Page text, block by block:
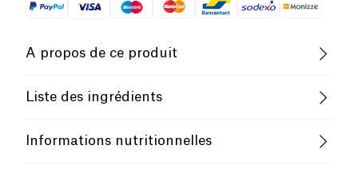
A propos de ce produit
Vegan Sans gluten (ingrédients)
Liste des ingrédients
oryzae), eau, amidon de maïs*, coriandre* 1,8%,
Informations nutritionnelles